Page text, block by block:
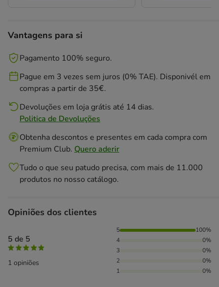
Vantagens para si
Pagamento 100% seguro.
Pague em 3 vezes sem juros (0% TAE). Disponivél em
compras a partir de 35€.
Devoluções em loja grátis até 14 dias.
Politica de Devoluções
Obtenha descontos e presentes em cada compra com
Premium Club. Quero aderir
Tudo o que seu patudo precisa, com mais de 11.000
produtos no nosso catálogo.
Opiniões dos clientes
5 de 5
1 opiniões
100% das pessoas avaliaram com 5 estrelas,
5
100%
4
0%
3
0%
2
0%
1
0%